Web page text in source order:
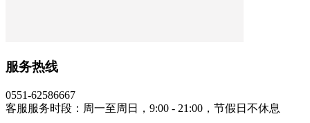
服务热线
0551-62586667
客服服务时段：周一至周日，9:00 - 21:00，节假日不休息